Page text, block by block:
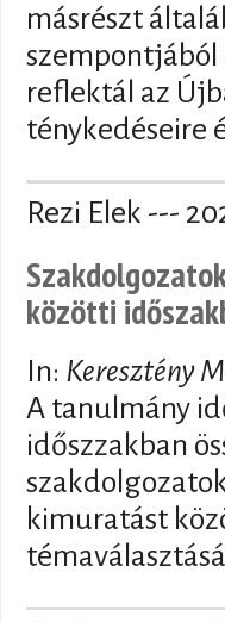
másrészt
reflektál az
ténykedéseire
Rezi Elek ---
közötti
In: Keresztény
A tanulmány
időszzakban
kimuratást